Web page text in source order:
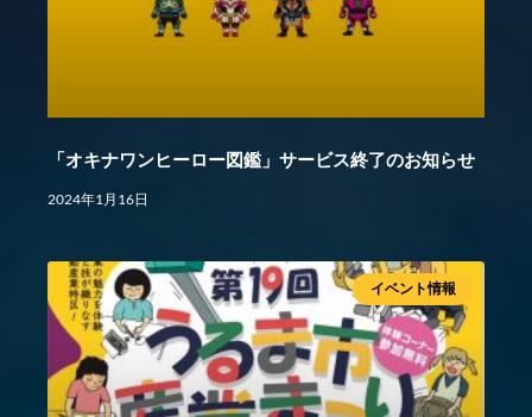
「オキナワンヒーロー図鑑」サービス終了のお知らせ
2024年1月16日
イベント情報